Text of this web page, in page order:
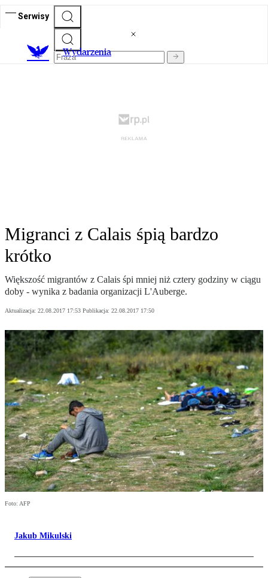
Serwisy
Wydarzenia
Migranci z Calais śpią bardzo
krótko
Większość migrantów z Calais śpi mniej niż cztery godziny w ciągu
doby - wynika z badania organizacji L'Auberge.
Aktualizacja: 22.08.2017 17:53 Publikacja: 22.08.2017 17:50
Foto: AFP
Jakub Mikulski